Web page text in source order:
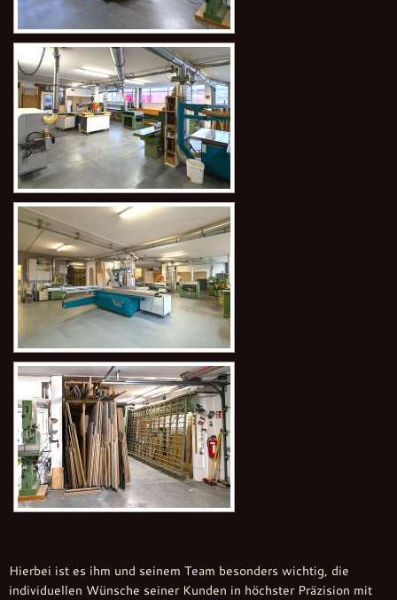
Hierbei ist es ihm und seinem Team besonders wichtig, die
individuellen Wünsche seiner Kunden in höchster Präzision mit